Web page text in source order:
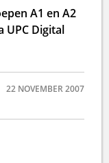
A1 en A2
UPC Digital
22 NOVEMBER 2007